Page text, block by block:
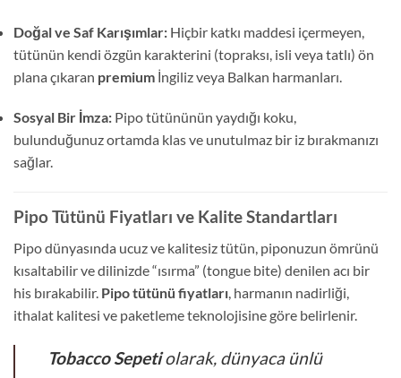
Doğal ve Saf Karışımlar: Hiçbir katkı maddesi içermeyen,
tütünün kendi özgün karakterini (topraksı, isli veya tatlı) ön
plana çıkaran premium İngiliz veya Balkan harmanları.
Sosyal Bir İmza: Pipo tütününün yaydığı koku,
bulunduğunuz ortamda klas ve unutulmaz bir iz bırakmanızı
sağlar.
Pipo Tütünü Fiyatları ve Kalite Standartları
Pipo dünyasında ucuz ve kalitesiz tütün, piponuzun ömrünü
kısaltabilir ve dilinizde “ısırma” (tongue bite) denilen acı bir
his bırakabilir. Pipo tütünü fiyatları , harmanın nadirliği,
ithalat kalitesi ve paketleme teknolojisine göre belirlenir.
Tobacco Sepetiolarak, dünyaca ünlü